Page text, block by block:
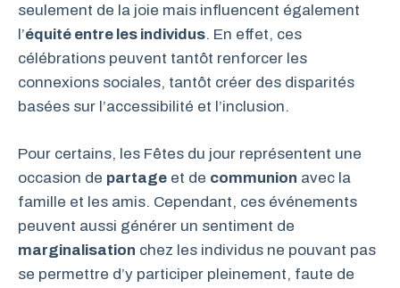
seulement de la joie mais influencent également
l’équité entre les individus. En effet, ces
célébrations peuvent tantôt renforcer les
connexions sociales, tantôt créer des disparités
basées sur l’accessibilité et l’inclusion.
Pour certains, les Fêtes du jour représentent une
occasion de partage et de communion avec la
famille et les amis. Cependant, ces événements
peuvent aussi générer un sentiment de
marginalisation chez les individus ne pouvant pas
se permettre d’y participer pleinement, faute de